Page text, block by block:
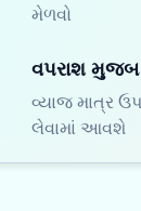
મેળવો
વપરાશ મુજબ
વ્યાજ માત્ર
લેવામાં આવશે